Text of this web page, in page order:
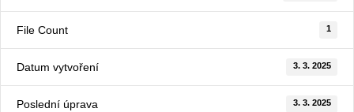
File Count 1
Datum vytvoření 3. 3. 2025
Poslední úprava 3. 3. 2025